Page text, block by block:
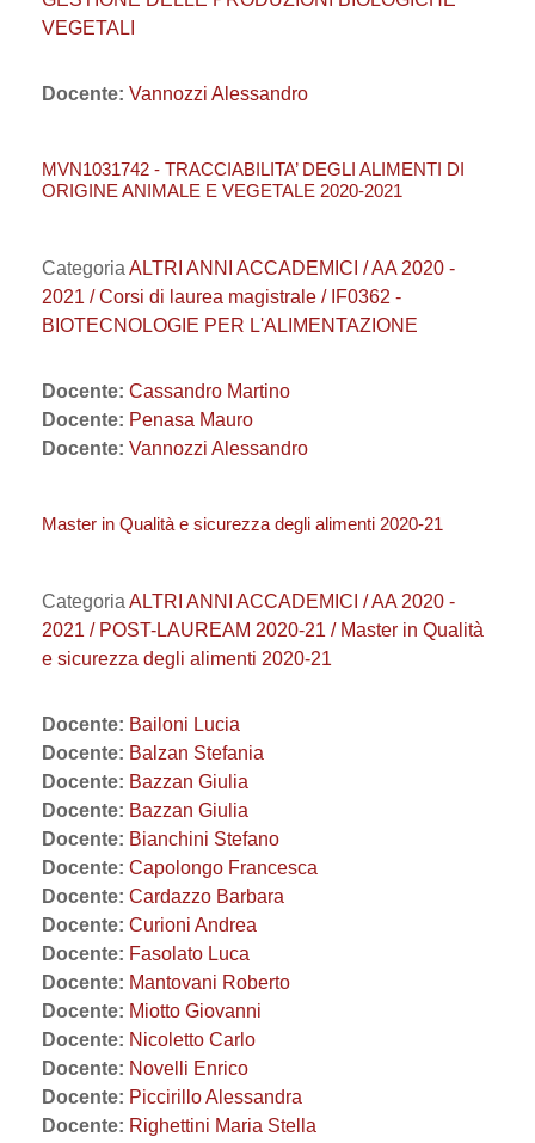
VEGETALI
Docente: Vannozzi Alessandro
MVN1031742 - TRACCIABILITA’ DEGLI ALIMENTI DI
ORIGINE ANIMALE E VEGETALE 2020-2021
Categoria ALTRI ANNI ACCADEMICI / AA 2020 -
2021 / Corsi di laurea magistrale / IF0362 -
BIOTECNOLOGIE PER L'ALIMENTAZIONE
Docente: Cassandro Martino
Docente: Penasa Mauro
Docente: Vannozzi Alessandro
Master in Qualità e sicurezza degli alimenti 2020-21
Categoria ALTRI ANNI ACCADEMICI / AA 2020 -
2021 / POST-LAUREAM 2020-21 / Master in Qualità
e sicurezza degli alimenti 2020-21
Docente: Bailoni Lucia
Docente: Balzan Stefania
Docente: Bazzan Giulia
Docente: Bazzan Giulia
Docente: Bianchini Stefano
Docente: Capolongo Francesca
Docente: Cardazzo Barbara
Docente: Curioni Andrea
Docente: Fasolato Luca
Docente: Mantovani Roberto
Docente: Miotto Giovanni
Docente: Nicoletto Carlo
Docente: Novelli Enrico
Docente: Piccirillo Alessandra
Docente: Righettini Maria Stella